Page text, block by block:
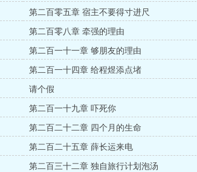
第二百零五章 宿主不要得寸进尺
第二百零八章 牵强的理由
第二百一十一章 够朋友的理由
第二百一十四章 给程煜添点堵
请个假
第二百一十九章 吓死你
第二百二十二章 四个月的生命
第二百二十五章 薛长运来电
第二百三十二章 独自旅行计划泡汤